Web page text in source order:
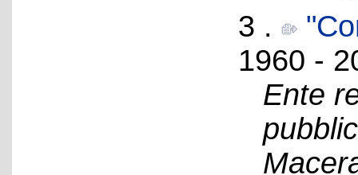
3 .
1960 -
Ente